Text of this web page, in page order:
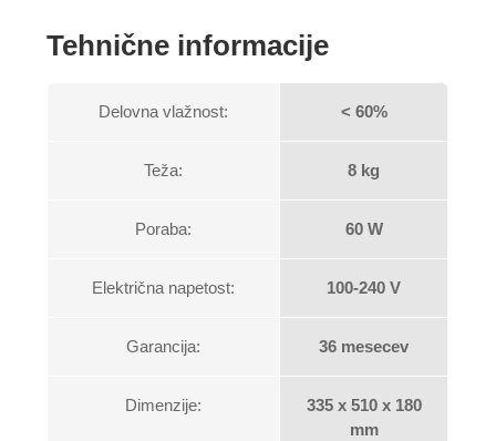
Tehnične informacije
Delovna vlažnost: < 60%
Teža: 8 kg
Poraba: 60 W
Električna napetost: 100-240 V
Garancija: 36 mesecev
Dimenzije:
335 x 510 x 180
mm